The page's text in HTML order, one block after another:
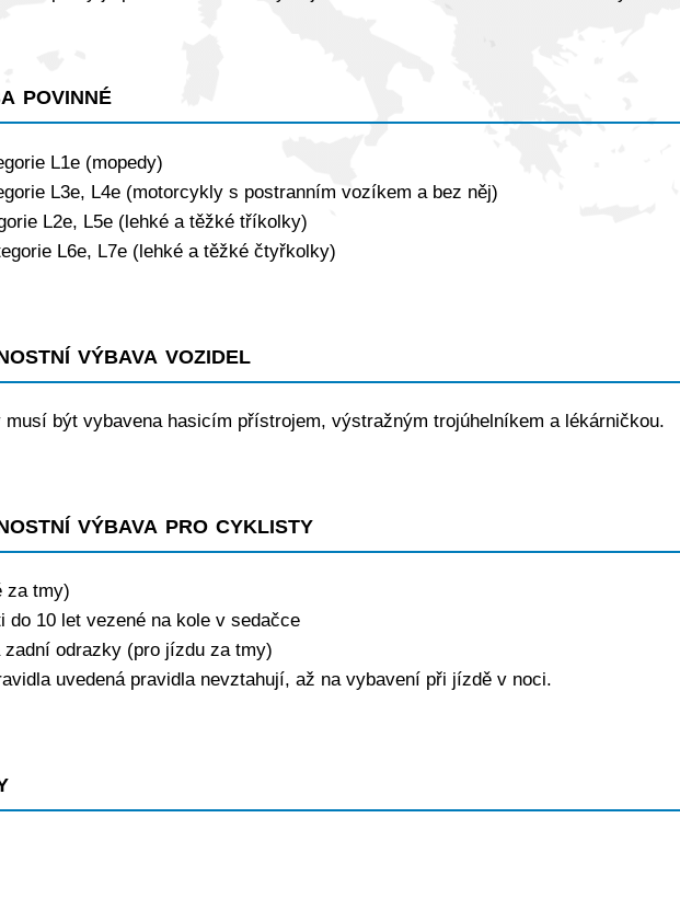
povinné
L1e (mopedy)
L3e, L4e (motorcykly s postranním vozíkem a bez něj)
L2e, L5e (lehké a těžké tříkolky)
L6e, L7e (lehké a těžké čtyřkolky)
výbava vozidel
musí být vybavena hasicím přístrojem, výstražným trojúhelníkem a lékárničkou.
výbava pro cyklisty
za tmy)
do 10 let vezené na kole v sedačce
odrazky (pro jízdu za tmy)
uvedená pravidla nevztahují, až na vybavení při jízdě v noci.